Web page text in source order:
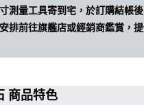
測量工具寄到宅，於訂購結帳
排前往旗艦店或經銷商鑑賞，
商品特色